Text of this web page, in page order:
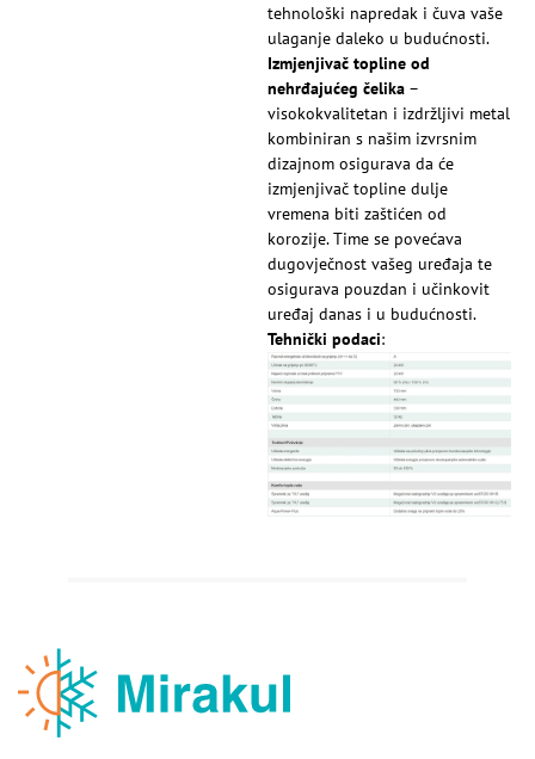
tehnološki napredak i čuva vaše
ulaganje daleko u budućnosti.
Izmjenjivač topline od
nehrđajućeg čelika –
visokokvalitetan i izdržljivi metal
kombiniran s našim izvrsnim
dizajnom osigurava da će
izmjenjivač topline dulje
vremena biti zaštićen od
korozije. Time se povećava
dugovječnost vašeg uređaja te
osigurava pouzdan i učinkovit
uređaj danas i u budućnosti.
Tehnički podaci: